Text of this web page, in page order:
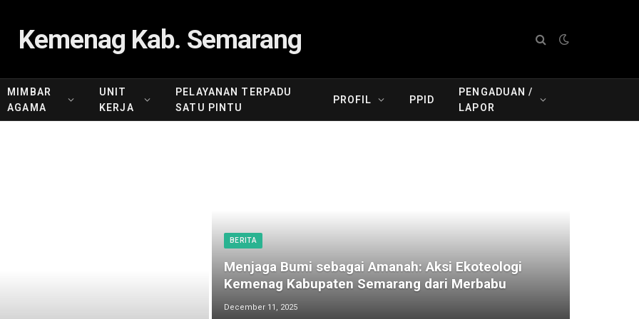
Kemenag Kab. Semarang
MIMBAR
AGAMA
UNIT
KERJA
PELAYANAN TERPADU
SATU PINTU
PROFIL PPID
PENGADUAN /
LAPOR
BERITA
Menjaga Bumi sebagai Amanah: Aksi Ekoteologi
Kemenag Kabupaten Semarang dari Merbabu
December 11, 2025